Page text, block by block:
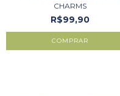
CHARMS
R$99,90
COMPRAR